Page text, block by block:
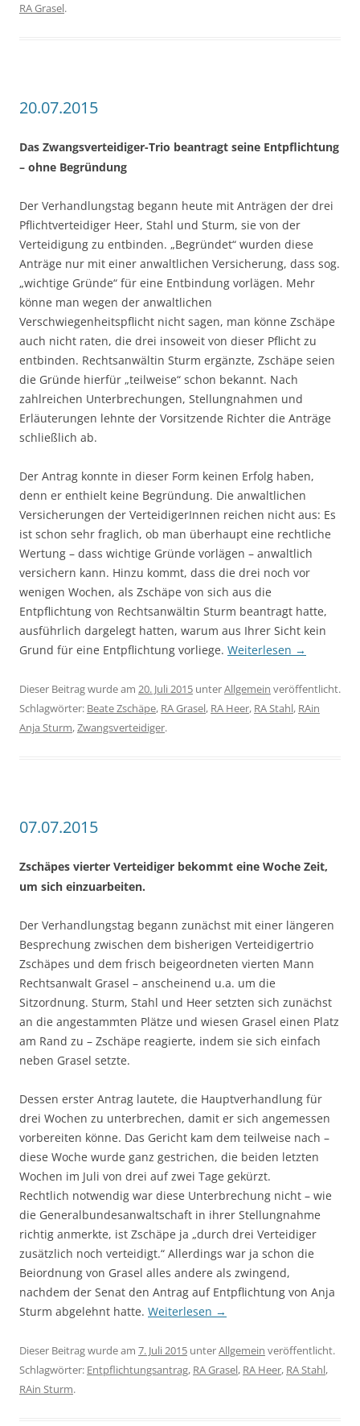
RA Grasel.
20.07.2015
Das Zwangsverteidiger-Trio beantragt seine Entpflichtung
– ohne Begründung
Der Verhandlungstag begann heute mit Anträgen der drei
Pflichtverteidiger Heer, Stahl und Sturm, sie von der
Verteidigung zu entbinden. „Begründet“ wurden diese
Anträge nur mit einer anwaltlichen Versicherung, dass sog.
„wichtige Gründe“ für eine Entbindung vorlägen. Mehr
könne man wegen der anwaltlichen
Verschwiegenheitspflicht nicht sagen, man könne Zschäpe
auch nicht raten, die drei insoweit von dieser Pflicht zu
entbinden. Rechtsanwältin Sturm ergänzte, Zschäpe seien
die Gründe hierfür „teilweise“ schon bekannt. Nach
zahlreichen Unterbrechungen, Stellungnahmen und
Erläuterungen lehnte der Vorsitzende Richter die Anträge
schließlich ab.
Der Antrag konnte in dieser Form keinen Erfolg haben,
denn er enthielt keine Begründung. Die anwaltlichen
Versicherungen der VerteidigerInnen reichen nicht aus: Es
ist schon sehr fraglich, ob man überhaupt eine rechtliche
Wertung – dass wichtige Gründe vorlägen – anwaltlich
versichern kann. Hinzu kommt, dass die drei noch vor
wenigen Wochen, als Zschäpe von sich aus die
Entpflichtung von Rechtsanwältin Sturm beantragt hatte,
ausführlich dargelegt hatten, warum aus Ihrer Sicht kein
Grund für eine Entpflichtung vorliege. Weiterlesen →
Dieser Beitrag wurde am 20. Juli 2015 unterAllgemein veröffentlicht.
Schlagwörter: Beate Zschäpe, RA Grasel, RA Heer, RA Stahl, RAin
Anja Sturm,Zwangsverteidiger.
07.07.2015
Zschäpes vierter Verteidiger bekommt eine Woche Zeit,
um sich einzuarbeiten.
Der Verhandlungstag begann zunächst mit einer längeren
Besprechung zwischen dem bisherigen Verteidigertrio
Zschäpes und dem frisch beigeordneten vierten Mann
Rechtsanwalt Grasel – anscheinend u.a. um die
Sitzordnung. Sturm, Stahl und Heer setzten sich zunächst
an die angestammten Plätze und wiesen Grasel einen Platz
am Rand zu – Zschäpe reagierte, indem sie sich einfach
neben Grasel setzte.
Dessen erster Antrag lautete, die Hauptverhandlung für
drei Wochen zu unterbrechen, damit er sich angemessen
vorbereiten könne. Das Gericht kam dem teilweise nach –
diese Woche wurde ganz gestrichen, die beiden letzten
Wochen im Juli von drei auf zwei Tage gekürzt.
Rechtlich notwendig war diese Unterbrechung nicht – wie
die Generalbundesanwaltschaft in ihrer Stellungnahme
richtig anmerkte, ist Zschäpe ja „durch drei Verteidiger
zusätzlich noch verteidigt.“ Allerdings war ja schon die
Beiordnung von Grasel alles andere als zwingend,
nachdem der Senat den Antrag auf Entpflichtung von Anja
Sturm abgelehnt hatte. Weiterlesen →
Dieser Beitrag wurde am 7. Juli 2015 unterAllgemein veröffentlicht.
Schlagwörter: Entpflichtungsantrag, RA Grasel, RA Heer, RA Stahl,
RAin Sturm.